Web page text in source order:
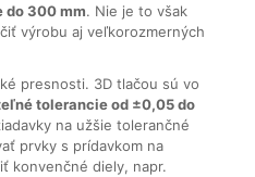
do 300 mm. Nie je to však
výrobu aj veľkorozmerných
presnosti. 3D tlačou sú vo
tolerancie od ±0,05 do
na užšie tolerančné
prvky s prídavkom na
konvenčné diely, napr.